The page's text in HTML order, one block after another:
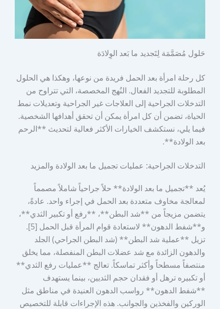
حَلول مُصَمَّمَة لِتَجديد ما بَعد الوِلادَة
كل رحلة امرأة بعد الحمل فريدة من نوعها، وهكذا هي الحلول
المطلوبة للتجديد الفعال. النُهج المخصصة، التي تتراوح من
التدخلات الجراحية إلى العلاجات غير الجراحية وتعديلات نمط
الحياة، تضمن أن كل امرأة يمكن أن تحقق أهدافها الشخصية.
فيما يلي، نستكشف الخيارات الأكثر فعالية لتحديث **الرحم
بعد الولادة**.
التدخلات الجراحية: عمليات تجميل ما بعد الولادة والمزيد
يُعد **تجميل ما بعد الولادة** حلاً جراحياً شاملاً مصمماً
لمعالجة مخاوف متعددة بعد الحمل في إجراء واحد. عادةً،
يتضمن مزيجاً من **شد البطن**، **رفع أو تكبير الثدي**،
و**شفط الدهون** لاستعادة قوام المرأة قبل الحمل [5].
تزيل **عملية شد البطن** (شد البطن الجراحي) الجلد
والدهون الزائدة مع شد عضلات البطن المنفصلة، مما يخلق
منتصفاً مسطحاً وأكثر تماسكاً. تعالج **عمليات رفع الثدي**
أو تكبيره ترهل أو فقدان حجم الثديين، بينما يستهدف
**شفط الدهون** رواسب الدهون العنيدة في مناطق مثل
الوركين والفخذين والجوانب. هذه الإجراءات قابلة للتخصيص